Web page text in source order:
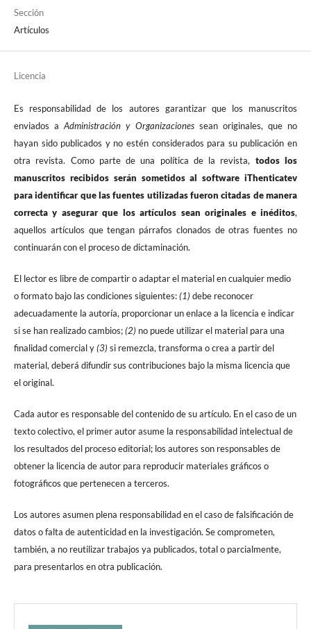
Sección
Artículos
Licencia
Es responsabilidad de los autores garantizar que los manuscritos
enviados aAdministración y Organizaciones sean originales, que no
hayan sido publicados y no estén considerados para su publicación en
otra revista. Como parte de una política de la revista, todos los
manuscritos recibidos serán sometidos al software iThenticatev
para identificar que las fuentes utilizadas fueron citadas de manera
correcta y asegurar que los artículos sean originales e inéditos,
aquellos artículos que tengan párrafos clonados de otras fuentes no
continuarán con el proceso de dictaminación.
El lector es libre de compartir o adaptar el material en cualquier medio
o formato bajo las condiciones siguientes:(1) debe reconocer
adecuadamente la autoría, proporcionar un enlace a la licencia e indicar
si se han realizado cambios;(2) no puede utilizar el material para una
finalidad comercial y(3) si remezcla, transforma o crea a partir del
material, deberá difundir sus contribuciones bajo la misma licencia que
el original.
Cada autor es responsable del contenido de su artículo. En el caso de un
texto colectivo, el primer autor asume la responsabilidad intelectual de
los resultados del proceso editorial; los autores son responsables de
obtener la licencia de autor para reproducir materiales gráficos o
fotográficos que pertenecen a terceros.
Los autores asumen plena responsabilidad en el caso de falsificación de
datos o falta de autenticidad en la investigación. Se comprometen,
también, a no reutilizar trabajos ya publicados, total o parcialmente,
para presentarlos en otra publicación.